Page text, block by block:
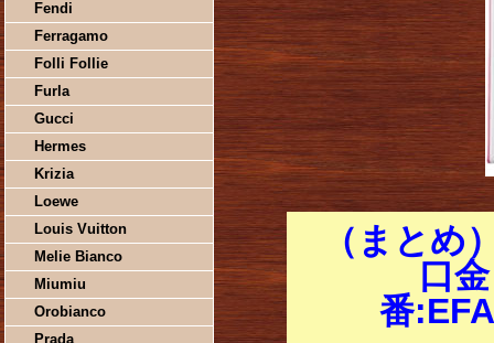
Fendi
Ferragamo
Folli Follie
Furla
Gucci
Hermes
Krizia
Loewe
Louis Vuitton
Melie Bianco
Miumiu
Orobianco
Prada
（まとめ
口
番